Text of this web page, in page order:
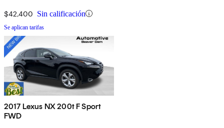
$42,400 Sin calificación
Se aplican tarifas
2017 Lexus NX 200t F Sport
FWD